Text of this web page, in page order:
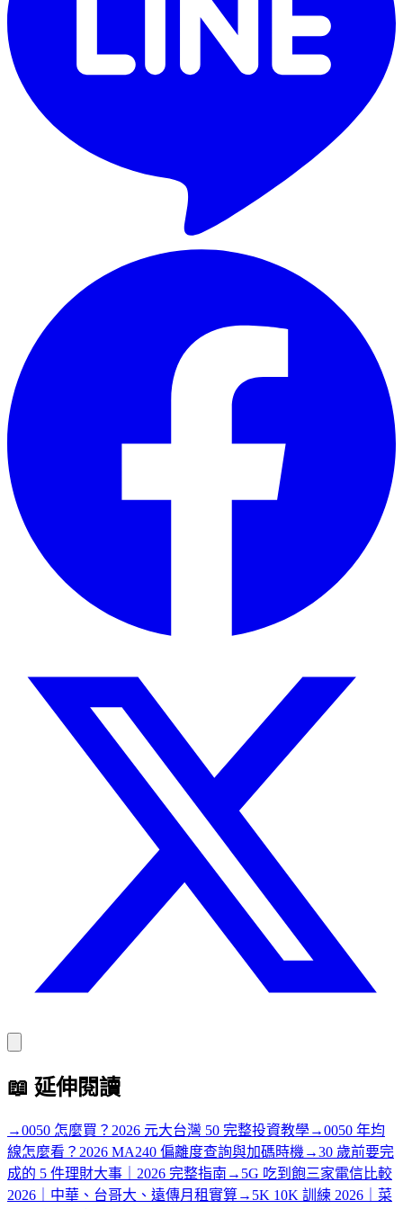
📖 延伸閱讀
→0050 怎麼買？2026 元大台灣 50 完整投資教學→0050 年均
線怎麼看？2026 MA240 偏離度查詢與加碼時機→30 歲前要完
成的 5 件理財大事｜2026 完整指南 → 5G 吃到飽三家電信比較
2026｜中華、台哥大、遠傳月租實算→ 5K 10K 訓練 2026｜菜